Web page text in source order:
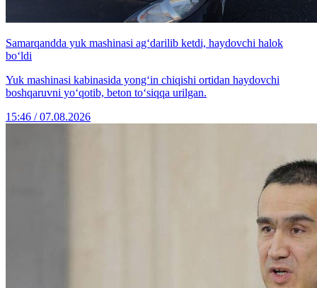
Samarqandda yuk mashinasi ag‘darilib ketdi, haydovchi halok
bo‘ldi
Yuk mashinasi kabinasida yong‘in chiqishi ortidan haydovchi
boshqaruvni yo‘qotib, beton to‘siqqa urilgan.
15:46 / 07.08.2026